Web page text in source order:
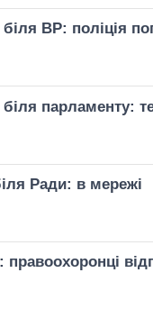
ВР: поліція
парламенту:
Ради: в мережі